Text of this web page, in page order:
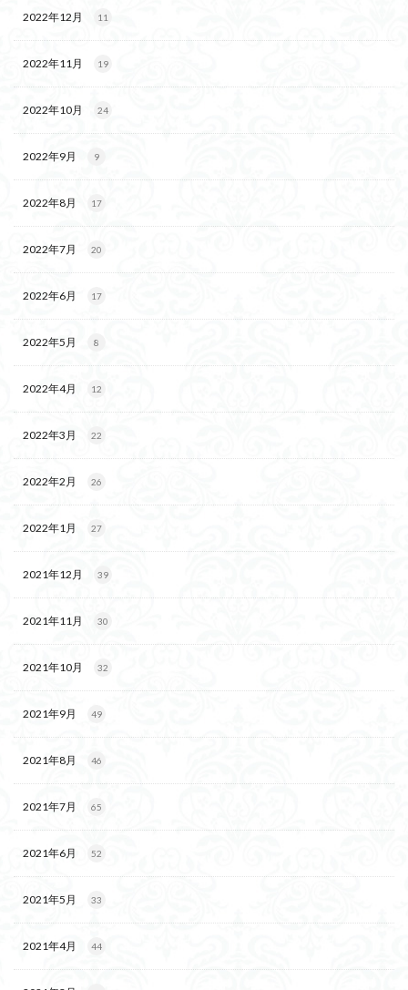
2022年12月 11
2022年11月 19
2022年10月 24
2022年9月 9
2022年8月 17
2022年7月 20
2022年6月 17
2022年5月 8
2022年4月 12
2022年3月 22
2022年2月 26
2022年1月 27
2021年12月 39
2021年11月 30
2021年10月 32
2021年9月 49
2021年8月 46
2021年7月 65
2021年6月 52
2021年5月 33
2021年4月 44